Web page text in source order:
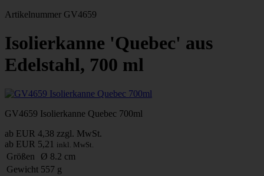
Artikelnummer GV4659
Isolierkanne 'Quebec' aus
Edelstahl, 700 ml
GV4659 Isolierkanne Quebec 700ml
ab EUR 4,38 zzgl. MwSt.
ab EUR 5,21 inkl. MwSt.
Größen
Ø 8.2 cm
Gewicht 557 g